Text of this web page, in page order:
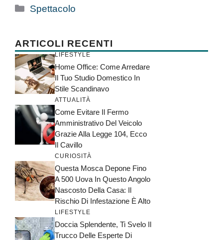
Categorie
Spettacolo
ARTICOLI RECENTI
LIFESTYLE
Home Office: Come Arredare
Il Tuo Studio Domestico In
Stile Scandinavo
ATTUALITÀ
Come Evitare Il Fermo
Amministrativo Del Veicolo
Grazie Alla Legge 104, Ecco
Il Cavillo
CURIOSITÀ
Questa Mosca Depone Fino
A 500 Uova In Questo Angolo
Nascosto Della Casa: Il
Rischio Di Infestazione È Alto
LIFESTYLE
Doccia Splendente, Ti Svelo Il
Trucco Delle Esperte Di